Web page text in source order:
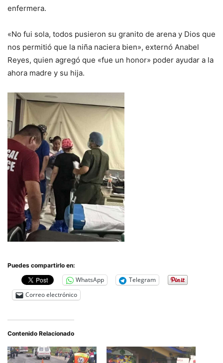
enfermera.
«No fui sola, todos pusieron su granito de arena y Dios que
nos permitió que la niña naciera bien», externó Anabel
Reyes, quien agregó que «fue un honor» poder ayudar a la
ahora madre y su hija.
Puedes compartirlo en:
WhatsApp
Telegram
Correo electrónico
Contenido Relacionado